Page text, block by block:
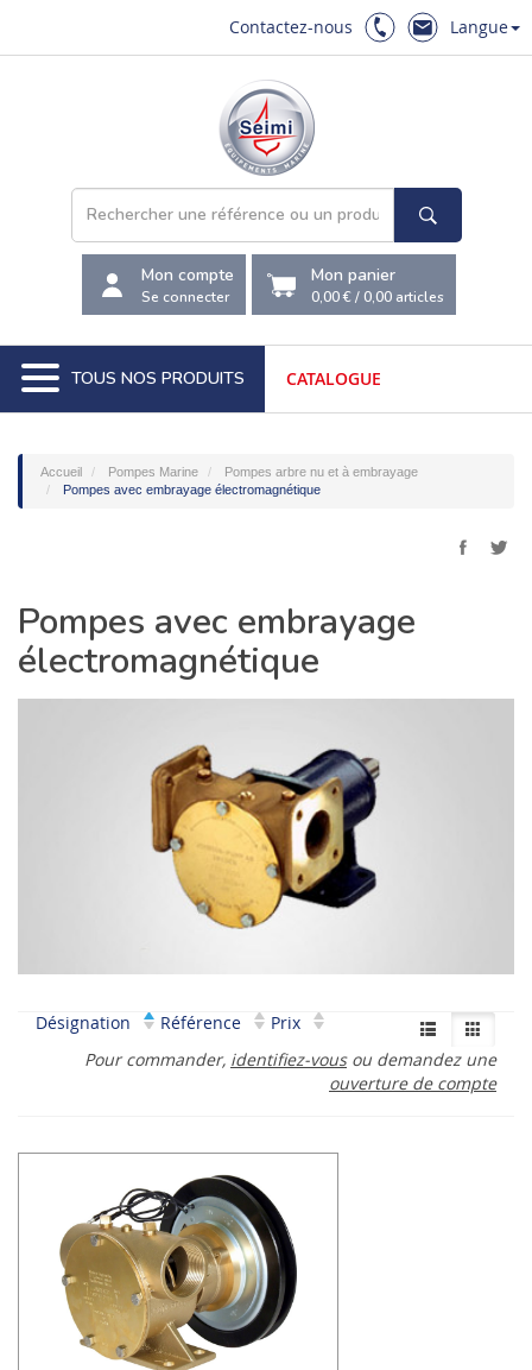
Contactez-nous Langue
Mon compte
Se connecter
Mon panier
0,00 €/0,00 articles
TOUS NOS PRODUITS CATALOGUE
Accueil Pompes Marine
Pompes arbre nu et à embrayage
Pompes avec embrayage électromagnétique
Pompes avec embrayage
électromagnétique
Désignation Référence
Prix
Pour commander, identifiez-vousou demandez une
ouverture de compte